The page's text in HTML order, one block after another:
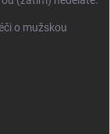
o mužskou